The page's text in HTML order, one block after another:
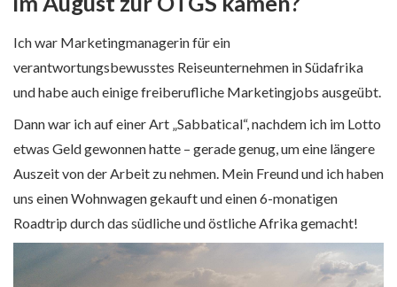
Ich war Marketingmanagerin für ein
verantwortungsbewusstes Reiseunternehmen in Südafrika
und habe auch einige freiberufliche Marketingjobs ausgeübt.
Dann war ich auf einer Art „Sabbatical“, nachdem ich im Lotto
etwas Geld gewonnen hatte – gerade genug, um eine längere
Auszeit von der Arbeit zu nehmen. Mein Freund und ich haben
uns einen Wohnwagen gekauft und einen 6-monatigen
Roadtrip durch das südliche und östliche Afrika gemacht!